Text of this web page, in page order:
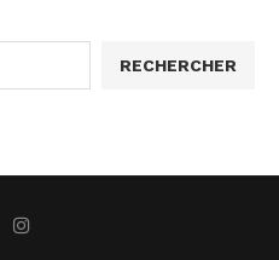
RECHERCHER